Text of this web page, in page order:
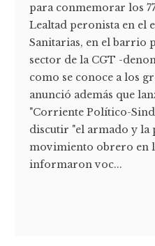
para conmemorar los
Lealtad peronista en el
Sanitarias, en el barrio
sector de la CGT -
como se conoce a los
anunció además que
"Corriente Político-
discutir "el armado y la
movimiento obrero en
informaron voc...